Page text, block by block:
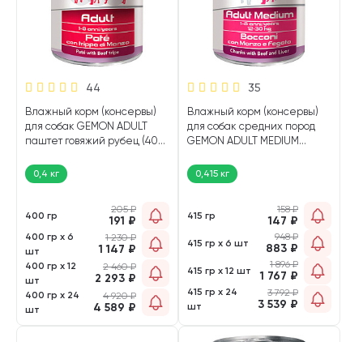
44
Влажный корм (консервы)
для собак GEMON ADULT
паштет говяжий рубец (400
0,4 кг
400 гр
205₽
191 ₽
400 гр х 6
шт
1 230₽
1 147 ₽
400 гр х 12
шт
2 460₽
2 293 ₽
400 гр х 24
шт
4 920₽
4 589 ₽
35
Влажный корм (консервы)
для собак средних пород
GEMON ADULT MEDIUM
(415 гр)
0,415 кг
415 гр
158₽
147 ₽
415 гр х 6 шт
948₽
883 ₽
415 гр х 12 шт
1 896₽
1 767 ₽
415 гр х 24
шт
3 792₽
3 539 ₽